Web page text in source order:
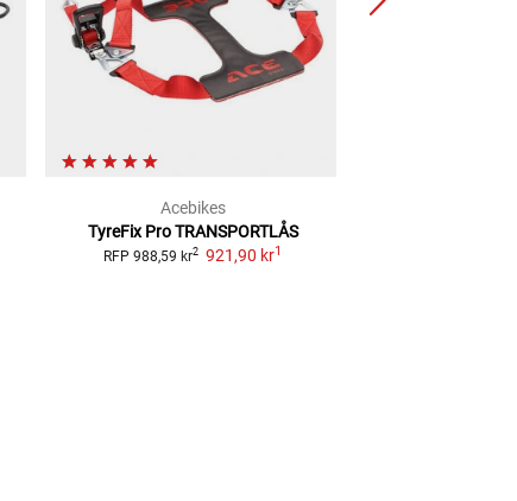
Acebikes
TyreFix Pro TRANSPORTLÅS
RFP 988,59 kr2 921,90 kr1